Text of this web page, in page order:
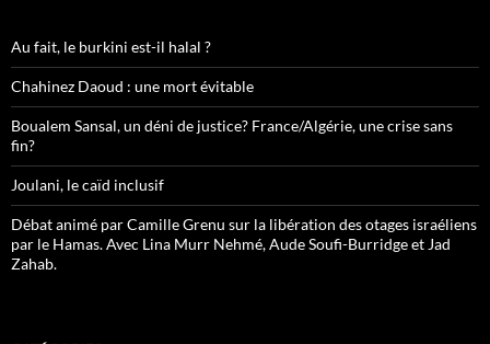
Au fait, le burkini est-il halal ?
Chahinez Daoud : une mort évitable
Boualem Sansal, un déni de justice? France/Algérie, une crise sans
fin?
Joulani, le caïd inclusif
Débat animé par Camille Grenu sur la libération des otages israéliens
par le Hamas. Avec Lina Murr Nehmé, Aude Soufi-Burridge et Jad
Zahab.